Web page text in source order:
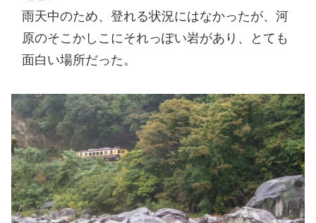
雨天中のため、登れる状況にはなかったが、河
原のそこかしこにそれっぽい岩があり、とても
面白い場所だった。